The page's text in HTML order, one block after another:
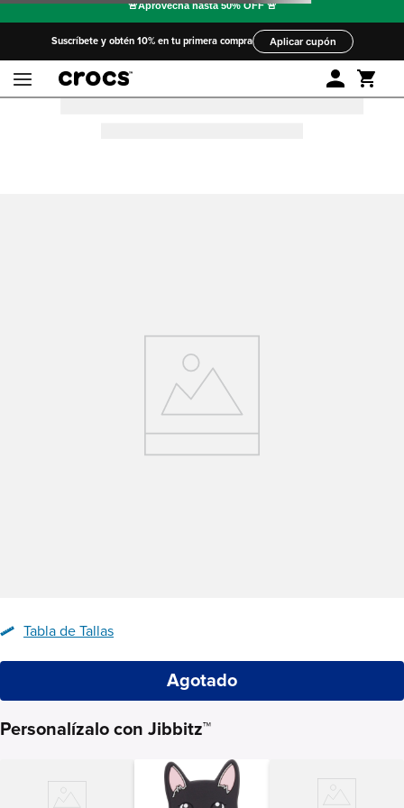
Suscríbete y obtén 10% en tu primera compra Aplicar cupón
Tabla de Tallas
Agotado
Personalízalo con Jibbitz™